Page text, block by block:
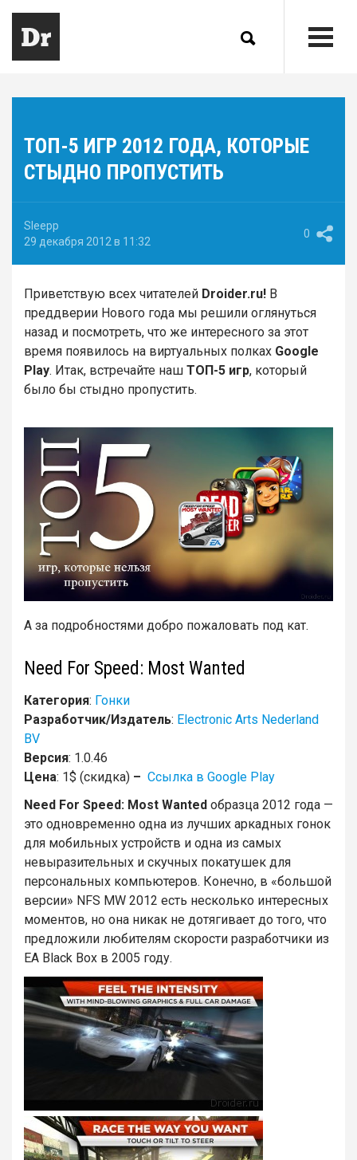
ТОП-5 ИГР 2012 ГОДА, КОТОРЫЕ
СТЫДНО ПРОПУСТИТЬ
Sleepp
29 декабря 2012 в 11:32
0
Приветствую всех читателей Droider.ru! В
преддверии Нового года мы решили оглянуться
назад и посмотреть, что же интересного за этот
время появилось на виртуальных полках Google
Play. Итак, встречайте наш ТОП-5 игр, который
было бы стыдно пропустить.
А за подробностями добро пожаловать под кат.
Need For Speed: Most Wanted
Категория: Гонки
Разработчик/Издатель: Electronic Arts Nederland
BV
Версия: 1.0.46
Цена: 1$ (скидка) – Ссылка в Google Play
Need For Speed: Most Wanted образца 2012 года —
это одновременно одна из лучших аркадных гонок
для мобильных устройств и одна из самых
невыразительных и скучных покатушек для
персональных компьютеров. Конечно, в «большой
версии» NFS MW 2012 есть несколько интересных
моментов, но она никак не дотягивает до того, что
предложили любителям скорости разработчики из
EA Black Box в 2005 году.